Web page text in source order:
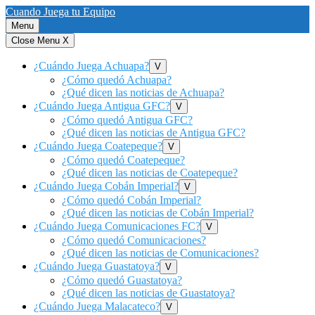
Saltar
al
contenido
Cuando Juega tu Equipo
Menu
Close Menu X
¿Cuándo Juega Achuapa? Show
sub
menu
V
¿Cómo quedó Achuapa?
¿Qué dicen las noticias de Achuapa?
¿Cuándo Juega Antigua GFC? Show
sub
menu
V
¿Cómo quedó Antigua GFC?
¿Qué dicen las noticias de Antigua GFC?
¿Cuándo Juega Coatepeque? Show
sub
menu
V
¿Cómo quedó Coatepeque?
¿Qué dicen las noticias de Coatepeque?
¿Cuándo Juega Cobán Imperial? Show
sub
menu
V
¿Cómo quedó Cobán Imperial?
¿Qué dicen las noticias de Cobán Imperial?
¿Cuándo Juega Comunicaciones FC? Show
sub
menu
V
¿Cómo quedó Comunicaciones?
¿Qué dicen las noticias de Comunicaciones?
¿Cuándo Juega Guastatoya? Show
sub
menu
V
¿Cómo quedó Guastatoya?
¿Qué dicen las noticias de Guastatoya?
¿Cuándo Juega Malacateco? Show
V